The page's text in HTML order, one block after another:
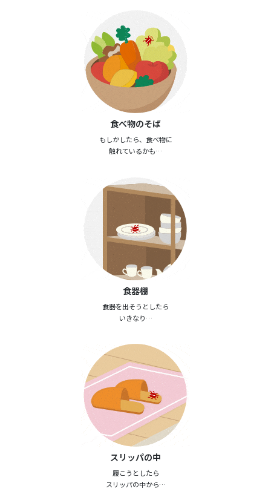
食べ物のそば
もしかしたら、食べ物に
触れているかも…
食器棚
食器を出そうとしたら
いきなり…
スリッパの中
履こうとしたら
スリッパの中から…